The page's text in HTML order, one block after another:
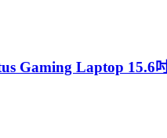
Gaming Laptop 15.6